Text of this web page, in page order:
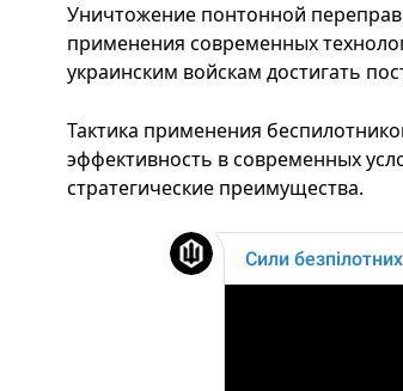
Уничтожение понтонной
применения современных
украинским войскам достигать
Тактика применения
эффективность в современных
стратегические преимущества.